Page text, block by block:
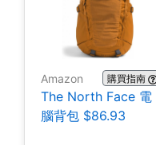
Amazon 購買指南
The North Face 電
腦背包 $86.93